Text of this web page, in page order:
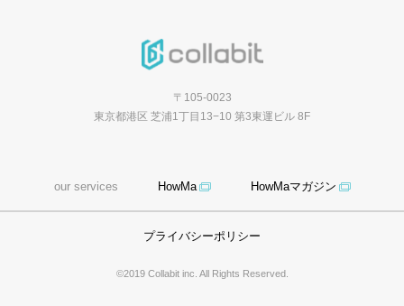
〒105-0023
東京都港区 芝浦1丁目13−10 第3東運ビル 8F
our services HowMa HowMaマガジン
プライバシーポリシー
©2019 Collabit inc. All Rights Reserved.